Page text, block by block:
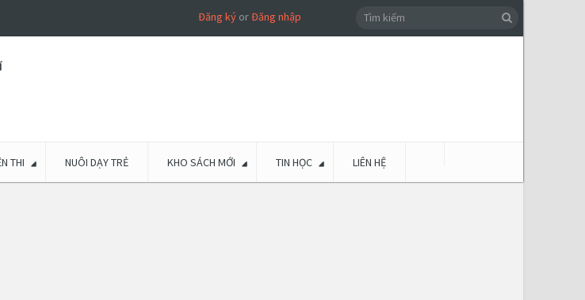
Đăng kýorĐăng nhập
THI NUÔI DẠY TRẺ KHO SÁCH MỚI TIN HỌC LIÊN HỆ